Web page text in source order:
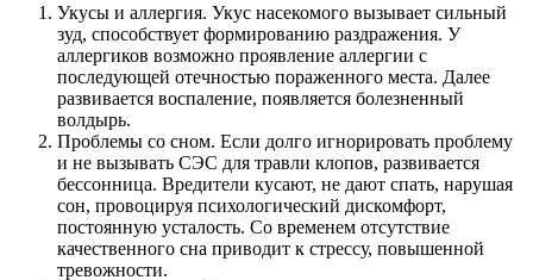
Укусы и аллергия. Укус насекомого вызывает сильный
зуд, способствует формированию раздражения. У
аллергиков возможно проявление аллергии с
последующей отечностью пораженного места. Далее
развивается воспаление, появляется болезненный
волдырь.
Проблемы со сном. Если долго игнорировать проблему
и не вызывать СЭС для травли клопов, развивается
бессонница. Вредители кусают, не дают спать, нарушая
сон, провоцируя психологический дискомфорт,
постоянную усталость. Со временем отсутствие
качественного сна приводит к стрессу, повышенной
тревожности.